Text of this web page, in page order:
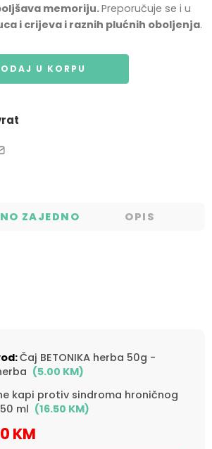
memoriju.Preporučuje se i u
i crijeva i raznih plućnih oboljenja.
U KORPU
ZAJEDNO OPIS
Čaj BETONIKA herba 50g -
(5.00 KM)
kapi protiv sindroma hroničnog
ml (16.50 KM)
KM